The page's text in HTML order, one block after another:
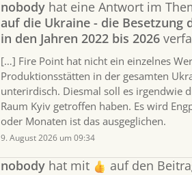
nobody hat eine Antwort im
auf die Ukraine - die Besetzung
in den Jahren 2022 bis 2026
[…] Fire Point hat nicht ein einzelnes
Produktionsstätten in der gesamten
unterirdisch. Diesmal soll es irgendwie
Raum Kyiv getroffen haben. Es wird
oder Monaten ist das ausgeglichen.
9. August 2026 um 09:34
nobody hat mit auf den